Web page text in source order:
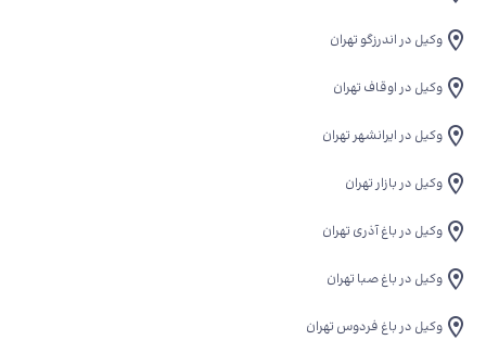
وکیل در اندرزگو تهران
وکیل در اوقاف تهران
وکیل در ایرانشهر تهران
وکیل در بازار تهران
وکیل در باغ آذری تهران
وکیل در باغ صبا تهران
وکیل در باغ فردوس تهران